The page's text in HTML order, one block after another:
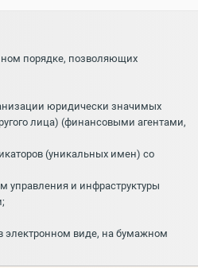
порядке, позволяющих
юридически значимых
лица) (финансовыми агентами,
(уникальных имен) со
управления и инфраструктуры
электронном виде, на бумажном